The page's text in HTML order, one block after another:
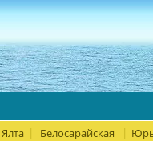
Белосарайская